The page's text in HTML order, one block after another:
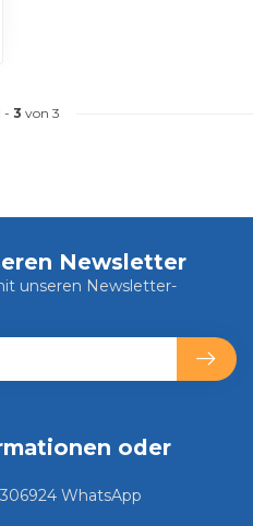
- 3 von 3
oder
WhatsApp
Newsletter
unseren Newsletter-